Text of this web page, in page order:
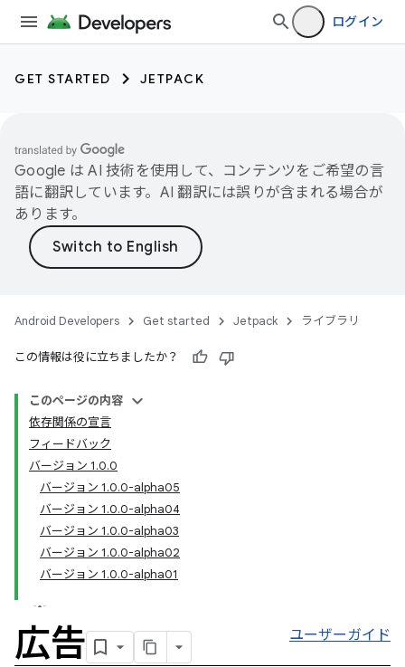
ログイン
GET STARTED JETPACK
Google は AI 技術を使用して、コンテンツをご希望の言
語に翻訳しています。AI 翻訳には誤りが含まれる場合が
あります。
Android Developers Get started Jetpack ライブラリ
この情報は役に立ちましたか？
このページの内容
依存関係の宣言
フィードバック
バージョン 1.0.0
バージョン 1.0.0-alpha05
バージョン 1.0.0-alpha04
バージョン 1.0.0-alpha03
バージョン 1.0.0-alpha02
バージョン 1.0.0-alpha01
広告 ユーザーガイド